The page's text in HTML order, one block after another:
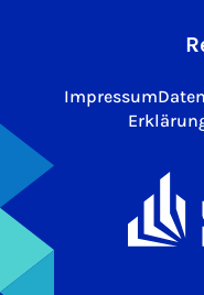
Impressum